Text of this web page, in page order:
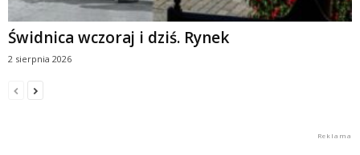
Świdnica wczoraj i dziś. Rynek
2 sierpnia 2026